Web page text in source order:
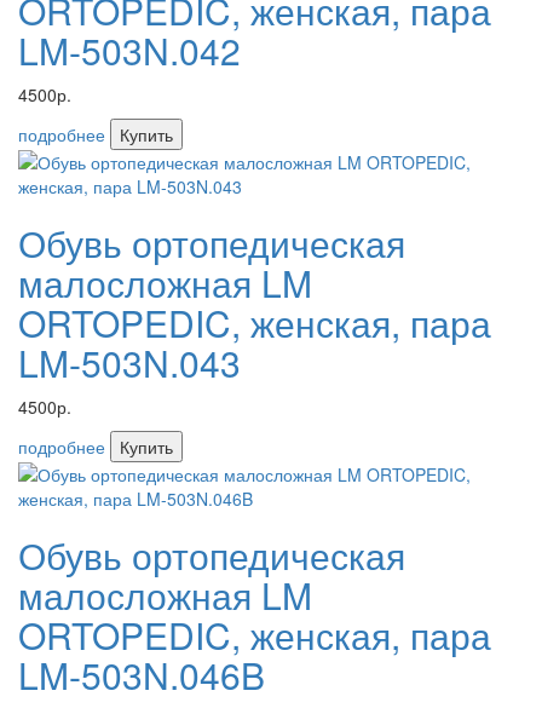
ORTOPEDIC, женская, пара
LM-503N.042
4500р.
подробнее
Купить
Обувь ортопедическая
малосложная LM
ORTOPEDIC, женская, пара
LM-503N.043
4500р.
подробнее
Купить
Обувь ортопедическая
малосложная LM
ORTOPEDIC, женская, пара
LM-503N.046B